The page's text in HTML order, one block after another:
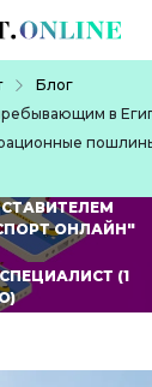
Блог
в
ОНЛАЙН"
(1